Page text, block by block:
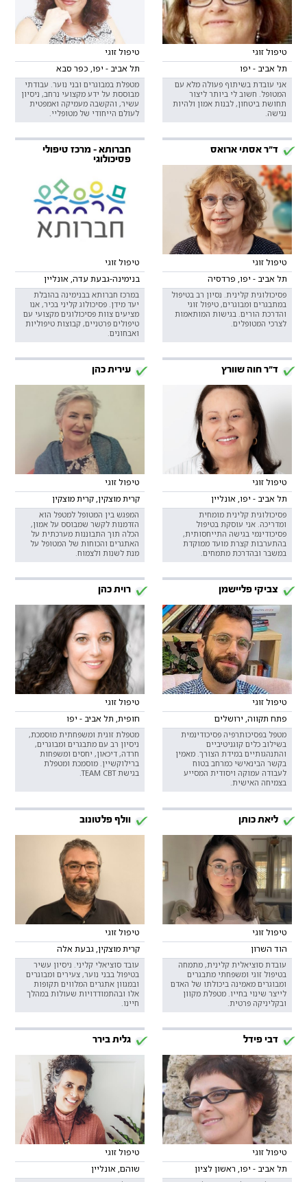
טיפול זוגי
תל אביב - יפו
אני עובדת בשיתוף פעולה מלא עם
המטופל. חשוב לי ביותר ליצור
תחושת ביטחון, לבנות אמון ולהיות
נגישה.
טיפול זוגי
תל אביב - יפו, כפר סבא
מטפלת במבוגרים ובני נוער. עבודתי
מבוססת על ידע מקצועי נרחב, ניסיון
עשיר, והקשבה מעמיקה ואמפטית
לעולם הייחודי של מטופליי.
ד"ר אסתי ארואס
טיפול זוגי
תל אביב - יפו, פרדסיה
פסיכולוגית קלינית. נסיון רב בטיפול
במתבגרים ומבוגרים, טיפול זוגי
והדרכת הורים. בגישות המותאמות
לצרכי המטופלים.
חברותא - מרכז טיפולי
פסיכולוגי
טיפול זוגי
בנימינה-גבעת עדה, אונליין
במרכז חברותא בבנימינה בהובלת
יעד מידן. פסיכולוג קליני בכיר, אנו
מציעים צוות פסיכולוגים מקצועי עם
טיפולים פרטניים, קבוצות טיפוליות
ואבחונים.
ד"ר חוה שוורץ
טיפול זוגי
תל אביב - יפו, אונליין
פסיכולוגית קלינית מומחית
ומדריכה. אני עוסקת בטיפול
פסיכודינמי בגישה התייחסותית,
בהתערבות קצרת מועד ממוקדת
במשבר ובהדרכת מתמחים.
עירית כהן
טיפול זוגי
קרית מוצקין, קרית מוצקין
המפגש בין המטופל למטפל הוא
הזדמנות לקשר שמבוסס על אמון,
הכלה תוך התבוננות מערכתית על
האתגרים והכוחות של המטופל על
מנת לשנות ולצמוח.
צביקי פליישמן
טיפול זוגי
פתח תקווה, ירושלים
מטפל בפסיכותרפיה פסיכודינמית
בשילוב כלים קוגניטיביים
והתנהגותיים במידת הצורך. מאמין
בקשר הבינאישי כמרחב בטוח
לעבודה עמוקה ויסודית המסייע
בצמיחה האישית.
רוית כהן
טיפול זוגי
חופית, תל אביב - יפו
מטפלת זוגית ומשפחתית מוסמכת,
ניסיון רב עם מתבגרים ומבוגרים,
חרדה, דיכאון, יחסים ומשפחות
ברילוקשיין. מוסמכת ומטפלת
בגישת TEAM CBT.
ליאת כותן
טיפול זוגי
הוד השרון
עובדת סוציאלית קלינית, מתמחה
בטיפול זוגי ומשפחתי מתבגרים
ומבוגרים מאמינה ביכולתו של האדם
לייצר שינוי בחייו. מטפלת מקוון
ובקליניקה פרטית.
וולף פלטונוב
טיפול זוגי
קרית מוצקין, גבעת אלה
עובד סוציאלי קליני. ניסיון עשיר
בטיפול בבני נוער, צעירים ומבוגרים
ובמגוון אתגרים המלווים תקופות
אלו ובהתמודדויות שעולות במהלך
חיינו.
דבי פידל
טיפול זוגי
תל אביב - יפו, ראשון לציון
גלית בירר
טיפול זוגי
שוהם, אונליין